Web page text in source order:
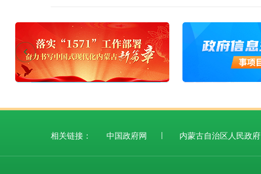
走一线 改文风 | 夏日乌达，越夜越“对味”→
部门服务
征集
结束
征集时间：2026-02-26 至 2026-03-19
征集
相关链接： 中国政府网 内蒙古自治区人民政府